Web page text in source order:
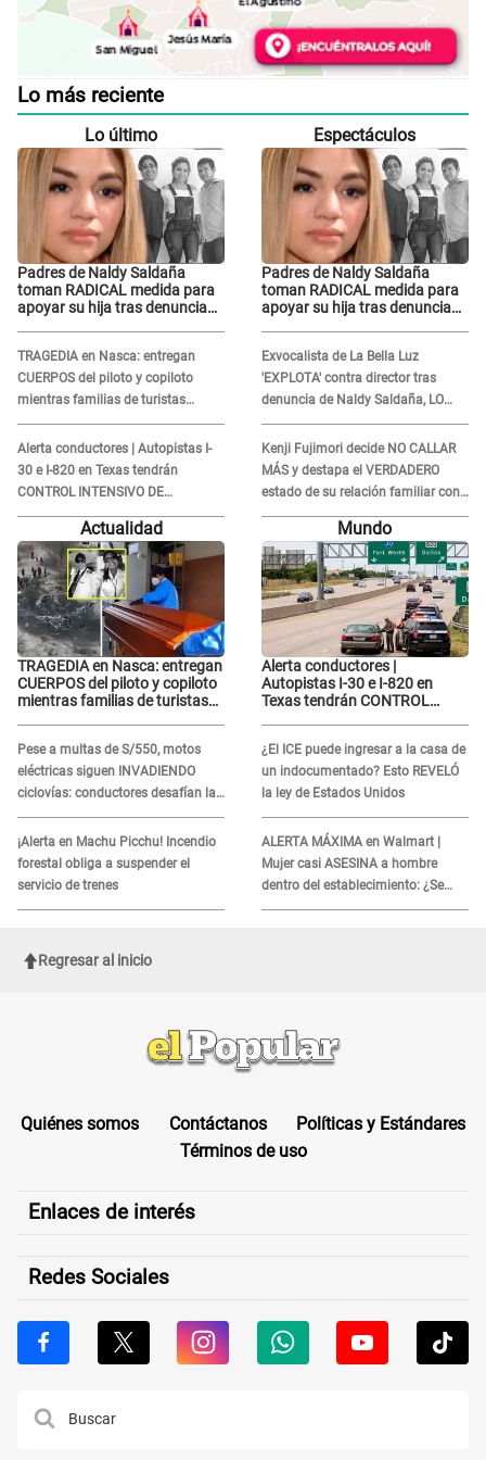
Lo más reciente
Lo último
Padres de Naldy Saldaña
toman RADICAL medida para
apoyar su hija tras denuncia
quedar así"
TRAGEDIA en Nasca: entregan
CUERPOS del piloto y copiloto
mientras familias de turistas
esperan identificación
Alerta conductores | Autopistas I-
30 e I-820 en Texas tendrán
CONTROL INTENSIVO DE
SEGURIDAD: Estas serán las
HORAS CRÍTICAS
Espectáculos
Padres de Naldy Saldaña
toman RADICAL medida para
apoyar su hija tras denuncia
quedar así"
Exvocalista de La Bella Luz
'EXPLOTA' contra director tras
denuncia de Naldy Saldaña, LO
INSULTA y lanza GRAVE
advertencia: "Falta que rueden dos
cabezas más"
Kenji Fujimori decide NO CALLAR
MÁS y destapa el VERDADERO
estado de su relación familiar con
Keiko Fujimori: "Mi familia es Érika,
Actualidad
TRAGEDIA en Nasca: entregan
CUERPOS del piloto y copiloto
mientras familias de turistas
Pese a multas de S/550, motos
eléctricas siguen INVADIENDO
ciclovías: conductores desafían las
nuevas reglas
¡Alerta en Machu Picchu! Incendio
forestal obliga a suspender el
servicio de trenes
Mundo
Alerta conductores |
Autopistas I-30 e I-820 en
Texas tendrán CONTROL
CRÍTICAS
¿El ICE puede ingresar a la casa de
un indocumentado? Esto REVELÓ
la ley de Estados Unidos
ALERTA MÁXIMA en Walmart |
Mujer casi ASESINA a hombre
dentro del establecimiento: ¿Se
logró atrapar al sospechoso?
Regresar al inicio
Quiénes somos Contáctanos
Políticas y Estándares
Términos de uso
Enlaces de interés
Redes Sociales